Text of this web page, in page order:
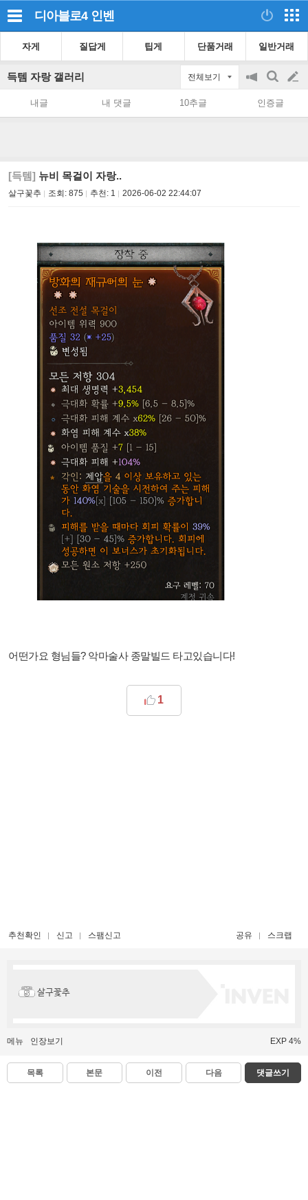
디아블로4 인벤
자게 질답게 팁게 단품거래 일반거래
득템 자랑 갤러리 전체보기
공
on/off
검
색
글
쓰
내글 내 댓글 10추글 인증글
[득템] 뉴비 목걸이 자랑..
살구꽃추 조회: 875 추천: 1 2026-06-02 22:44:07
어떤가요 형님들? 악마술사 종말빌드 타고있습니다!
1
추천확인 신고 스팸신고 공유 스크랩
살구꽃추
메뉴 인장보기 EXP 4%
목록 본문 이전 다음 댓글쓰기